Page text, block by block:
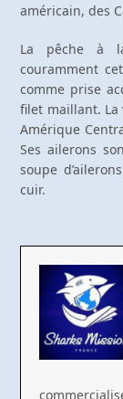
américain, des
La pêche à
couramment
comme prise
filet maillant.
Amérique
Ses ailerons
soupe
cuir.